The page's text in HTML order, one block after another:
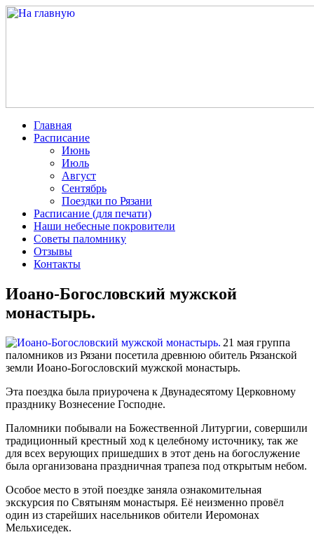
Главная
Расписание
Июнь
Июль
Август
Сентябрь
Поездки по Рязани
Расписание (для печати)
Наши небесные покровители
Советы паломнику
Отзывы
Контакты
Иоано-Богословский мужской
монастырь.
21 мая группа
паломников из Рязани посетила древнюю обитель Рязанской
земли Иоано-Богословский мужской монастырь.
Эта поездка была приурочена к Двунадесятому Церковному
празднику Вознесение Господне.
Паломники побывали на Божественной Литургии, совершили
традиционный крестный ход к целебному источнику, так же
для всех верующих пришедших в этот день на богослужение
была организована праздничная трапеза под открытым небом.
Особое место в этой поездке заняла ознакомительная
экскурсия по Святыням монастыря. Её неизменно провёл
один из старейших насельников обители Иеромонах
Мельхиседек.